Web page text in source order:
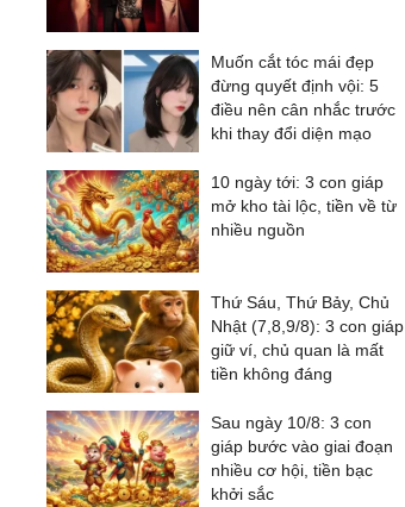
Muốn cắt tóc mái đẹp
đừng quyết định vội: 5
điều nên cân nhắc trước
khi thay đổi diện mạo
10 ngày tới: 3 con giáp
mở kho tài lộc, tiền về từ
nhiều nguồn
Thứ Sáu, Thứ Bảy, Chủ
Nhật (7,8,9/8): 3 con giáp
giữ ví, chủ quan là mất
tiền không đáng
Sau ngày 10/8: 3 con
giáp bước vào giai đoạn
nhiều cơ hội, tiền bạc
khởi sắc